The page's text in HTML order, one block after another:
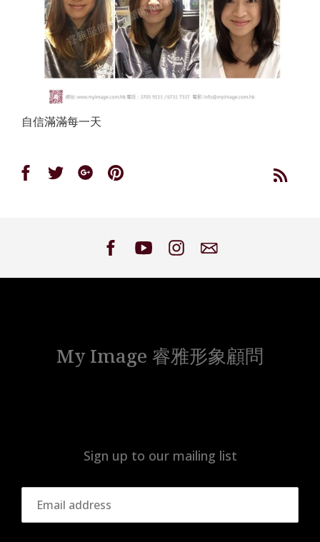
自信滿滿每一天
Share Share
Share Share
My Image 睿雅形象顧問
Sign up to our mailing list